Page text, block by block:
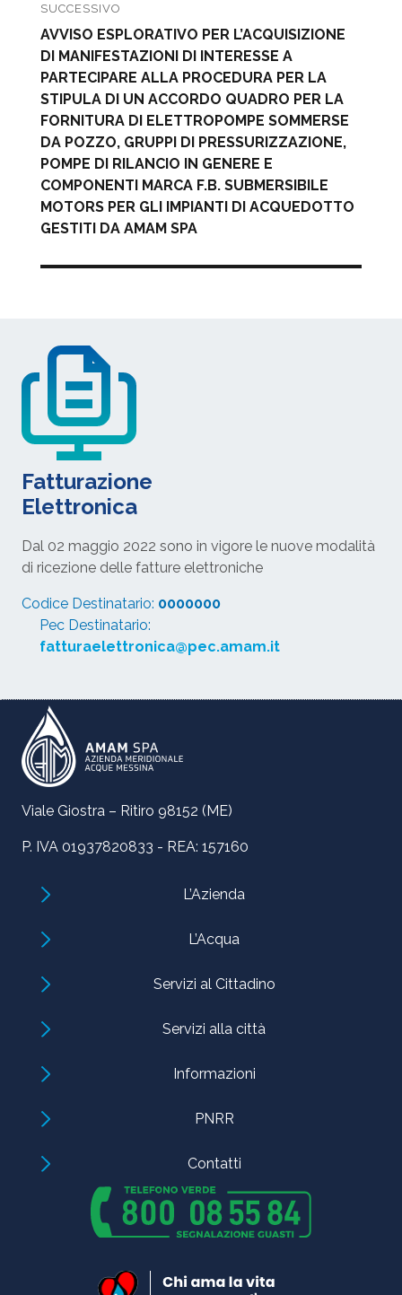
SUCCESSIVO
Articolo
successivo:
AVVISO ESPLORATIVO PER L’ACQUISIZIONE
DI MANIFESTAZIONI DI INTERESSE A
PARTECIPARE ALLA PROCEDURA PER LA
STIPULA DI UN ACCORDO QUADRO PER LA
FORNITURA DI ELETTROPOMPE SOMMERSE
DA POZZO, GRUPPI DI PRESSURIZZAZIONE,
POMPE DI RILANCIO IN GENERE E
COMPONENTI MARCA F.B. SUBMERSIBILE
MOTORS PER GLI IMPIANTI DI ACQUEDOTTO
GESTITI DA AMAM SPA
Fatturazione
Elettronica
Dal 02 maggio 2022 sono in vigore le nuove modalità
di ricezione delle fatture elettroniche
Codice Destinatario: 0000000
Pec Destinatario:
fatturaelettronica@pec.amam.it
Viale Giostra – Ritiro 98152 (ME)
P. IVA 01937820833 - REA: 157160
L’Azienda
L’Acqua
Servizi al Cittadino
Servizi alla città
Informazioni
PNRR
Contatti